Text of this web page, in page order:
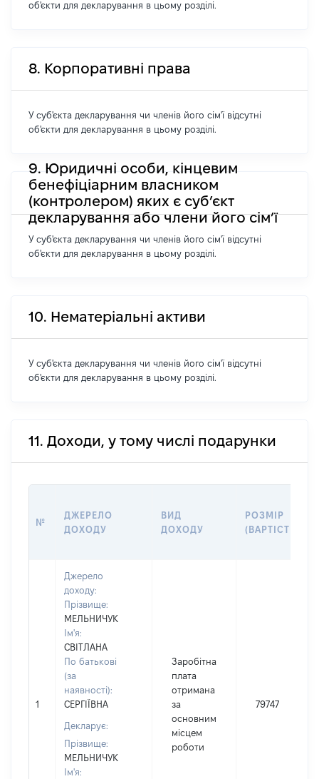
об'єкти для декларування в цьому розділі.
8. Корпоративні права
У суб'єкта декларування чи членів його сім'ї відсутні
об'єкти для декларування в цьому розділі.
9. Юридичні особи, кінцевим
бенефіціарним власником
(контролером) яких є суб’єкт
декларування або члени його сім’ї
У суб'єкта декларування чи членів його сім'ї відсутні
об'єкти для декларування в цьому розділі.
10. Нематеріальні активи
У суб'єкта декларування чи членів його сім'ї відсутні
об'єкти для декларування в цьому розділі.
11. Доходи, у тому числі подарунки
№
ДЖЕРЕЛО
ДОХОДУ
ВИД
ДОХОДУ
РОЗМІР
(ВАРТІСТЬ)
1
Джерело
доходу:
Прізвище:
МЕЛЬНИЧУК
Ім'я:
СВІТЛАНА
По батькові
(за
наявності):
СЕРГІЇВНА
Декларує:
Прізвище:
МЕЛЬНИЧУК
Ім'я:
Заробітна
плата
отримана
за
основним
місцем
роботи
79747